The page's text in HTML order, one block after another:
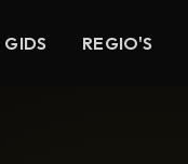
GIDS REGIO'S